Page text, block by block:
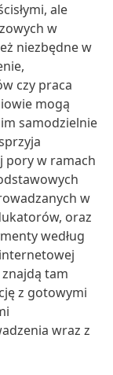
ale
w
niezbędne w
czy praca
mogą
samodzielnie
pory w ramach
w
oraz
według
tam
z gotowymi
wraz z